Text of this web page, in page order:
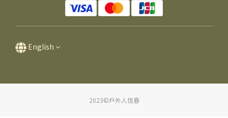
English
2023©戶外人恆春